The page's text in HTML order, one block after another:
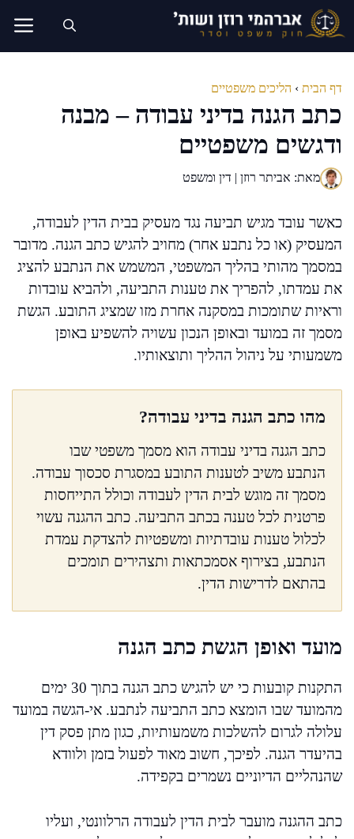
לדלג
לתוכן
דף הבית › הליכים משפטיים
כתב הגנה בדיני עבודה – מבנה
ודגשים משפטיים
מאת: אביתר רוזן | דין ומשפט
כאשר עובד מגיש תביעה נגד מעסיק בבית הדין לעבודה,
המעסיק (או כל נתבע אחר) מחויב להגיש כתב הגנה. מדובר
במסמך מהותי בהליך המשפטי, המשמש את הנתבע להציג
את עמדתו, להפריך את טענות התביעה, ולהביא עובדות
וראיות שתומכות במסקנה אחרת מזו שמציג התובע. הגשת
מסמך זה במועד ובאופן הנכון עשויה להשפיע באופן
משמעותי על ניהול ההליך ותוצאותיו.
מהו כתב הגנה בדיני עבודה?
כתב הגנה בדיני עבודה הוא מסמך משפטי שבו
הנתבע משיב לטענות התובע במסגרת סכסוך עבודה.
מסמך זה מוגש לבית הדין לעבודה וכולל התייחסות
פרטנית לכל טענה בכתב התביעה. כתב ההגנה עשוי
לכלול טענות עובדתיות ומשפטיות להצדקת עמדת
הנתבע, בצירוף אסמכתאות ותצהירים תומכים
בהתאם לדרישות הדין.
מועד ואופן הגשת כתב הגנה
התקנות קובעות כי יש להגיש כתב הגנה בתוך 30 ימים
מהמועד שבו הומצא כתב התביעה לנתבע. אי-הגשה במועד
עלולה לגרום להשלכות משמעותיות, כגון מתן פסק דין
בהיעדר הגנה. לפיכך, חשוב מאוד לפעול בזמן ולוודא
שהנהליים הדיוניים נשמרים בקפידה.
כתב ההגנה מועבר לבית הדין לעבודה הרלוונטי, ועליו